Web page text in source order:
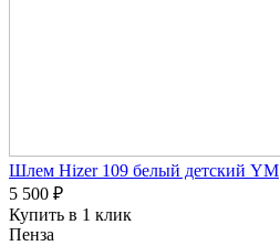
Шлем Hizer 109 белый детский YM
5 500 ₽
Купить в 1 клик
Пенза